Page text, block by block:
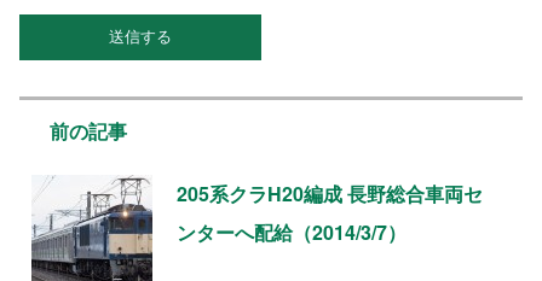
前の記事
205系クラH20編成 長野総合車両セ
ンターへ配給（2014/3/7）